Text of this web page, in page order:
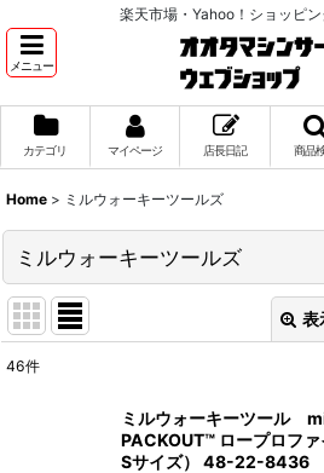
楽天市場・Yahoo！ショッピン
メニュー
カテゴリ マイページ 店長日記 商品
Home > ミルウォーキーツールズ
ミルウォーキーツールズ
表
46件
ミルウォーキーツール
PACKOUT™ ロープロフ
Sサイズ） 48-22-8436